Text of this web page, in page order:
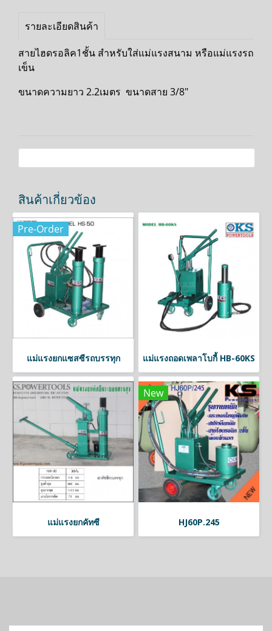
รายละเอียดสินค้า
สายไฮดรอลิค1ชั้น สำหรับใส่แม่แรงสนาม หรือแม่แรงรถ
เข็น
ขนาดความยาว 2.2เมตร ขนาดสาย 3/8"
สินค้าเกี่ยวข้อง
Pre-Order
แม่แรงยกแซสซีรถบรรทุก แม่แรงถอดเพลาโบกี้ HB-60KS
แม่แรงยกคัทซี
New
HJ60P.245